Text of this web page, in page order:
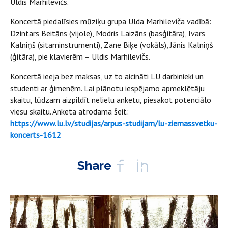
Koncertā piedalīsies mūziķu grupa Ulda Marhileviča vadībā:
Dzintars Beitāns (vijole), Modris Laizāns (basģitāra), Ivars
Kalniņš (sitaminstrumenti), Zane Biķe (vokāls), Jānis Kalniņš
(ģitāra), pie klavierēm – Uldis Marhilevičs.
Koncertā ieeja bez maksas, uz to aicināti LU darbinieki un
studenti ar ģimenēm. Lai plānotu iespējamo apmeklētāju
skaitu, lūdzam aizpildīt nelielu anketu, piesakot potenciālo
viesu skaitu. Anketa atrodama šeit:
https://www.lu.lv/studijas/arpus-studijam/lu-ziemassvetku-
koncerts-1612
Share